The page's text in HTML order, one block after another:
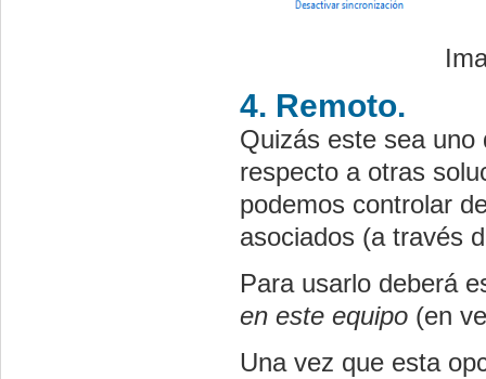
4. Remoto.
Quizás este sea
respecto a otras
podemos controlar
asociados (a través
Para usarlo deberá
en este equipo (en
Una vez que esta